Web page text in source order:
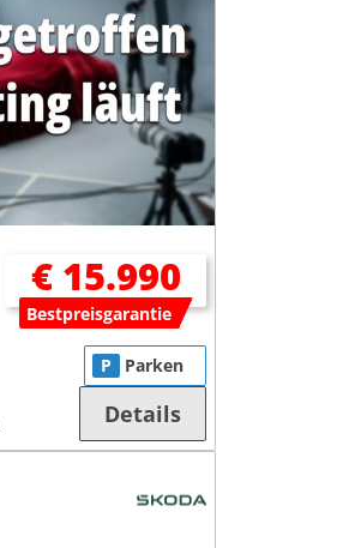
€ 15.990
Bestpreisgarantie
P Parken
Details